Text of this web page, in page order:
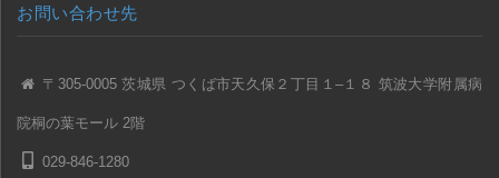
お問い合わせ先
〒305-0005 茨城県 つくば市天久保２丁目１–１８ 筑波大学附属病
院桐の葉モール 2階
029-846-1280